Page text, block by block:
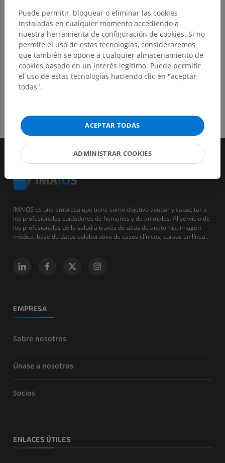
DESCARGAR LA APLICACIÓN
IMAIOS es una empresa que tiene como objetivo ayudar y capacitar a
los profesionales cuidadores de humanos y de animales. Al servicio de
los profesionales de la salud a través de atlas de anatomía, imagen
médica, base de datos colaborativa de casos clínicos, cursos en línea...
EMPRESA
Sobre nosotros
Únase a nosotros
Socios
ENLACES ÚTILES
Puede permitir, bloquear o eliminar las cookies
instaladas en cualquier momento accediendo a
nuestra herramienta de configuración de cookies. Si no
permite el uso de estas tecnologías, consideraremos
que también se opone a cualquier almacenamiento de
cookies basado en un interés legítimo. Puede permitir
el uso de estas tecnologías haciendo clic en "aceptar
todas".
ACEPTAR TODAS
ADMINISTRAR COOKIES